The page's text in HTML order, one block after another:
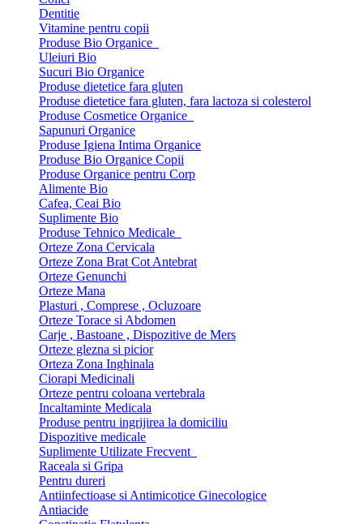
Dentitie
Vitamine pentru copii
Produse Bio Organice
Uleiuri Bio
Sucuri Bio Organice
Produse dietetice fara gluten
Produse dietetice fara gluten, fara lactoza si colesterol
Produse Cosmetice Organice
Sapunuri Organice
Produse Igiena Intima Organice
Produse Bio Organice Copii
Produse Organice pentru Corp
Alimente Bio
Cafea, Ceai Bio
Suplimente Bio
Produse Tehnico Medicale
Orteze Zona Cervicala
Orteze Zona Brat Cot Antebrat
Orteze Genunchi
Orteze Mana
Plasturi , Comprese , Ocluzoare
Orteze Torace si Abdomen
Carje , Bastoane , Dispozitive de Mers
Orteze glezna si picior
Orteza Zona Inghinala
Ciorapi Medicinali
Orteze pentru coloana vertebrala
Incaltaminte Medicala
Produse pentru ingrijirea la domiciliu
Dispozitive medicale
Suplimente Utilizate Frecvent
Raceala si Gripa
Pentru dureri
Antiinfectioase si Antimicotice Ginecologice
Antiacide